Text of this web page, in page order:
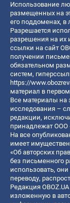
Использование
размещенных на
его поддоменах,
Разрешается
разрешения на их
ссылки на сайт
получении
обязательном
систем,
https://
материал в
Все материалы на
исследования –
редакции,
принадлежат ООО
На все
имеет
«Об авторских
без письменного
использовать,
переводу,
Редакция
изложенную в